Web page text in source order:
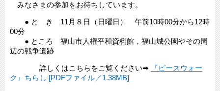
みなさまの参加をお待ちしています。
● と き 11月８日（日曜日） 午前10時00分から12時
00分
● ところ 福山市人権平和資料館，福山城公園やその周
辺の戦争遺跡
詳しくはこちらをご覧ください➡
『ピースウォー
ク』ちらし [PDFファイル／1.38MB]